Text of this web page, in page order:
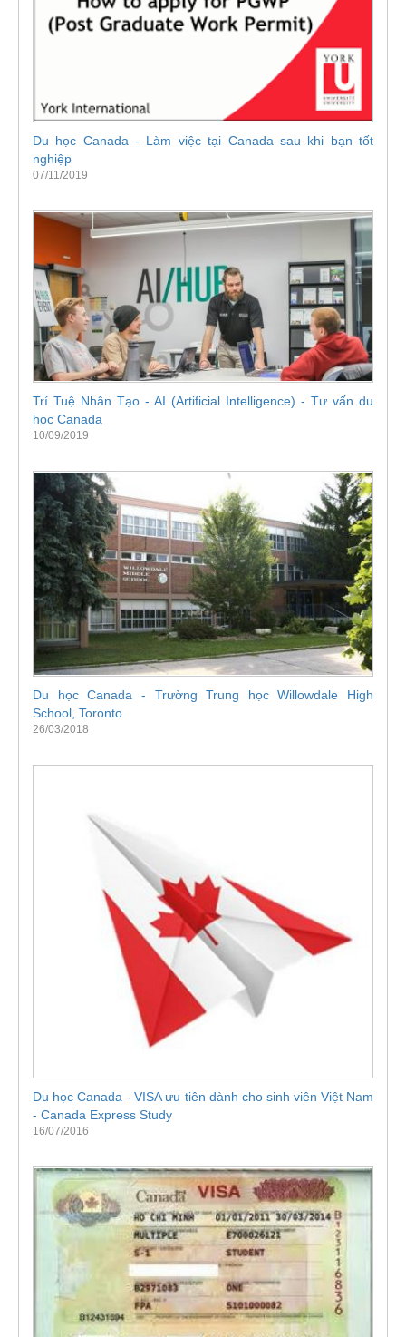
Du học Canada - Làm việc tại Canada sau khi bạn tốt
nghiệp
07/11/2019
Trí Tuệ Nhân Tạo - AI (Artificial Intelligence) - Tư vấn du
học Canada
10/09/2019
Du học Canada - Trường Trung học Willowdale High
School, Toronto
26/03/2018
Du học Canada - VISA ưu tiên dành cho sinh viên Việt Nam
- Canada Express Study
16/07/2016